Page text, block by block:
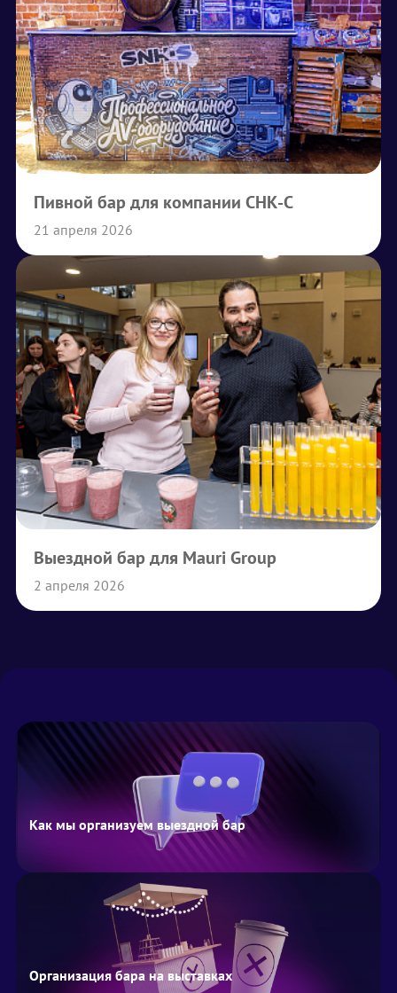
Пивной бар для компании СНК-С
21 апреля 2026
Выездной бар для Mauri Group
2 апреля 2026
Как мы организуем выездной бар
Организация бара на выставках